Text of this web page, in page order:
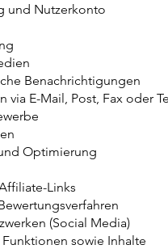
und Nutzerkonto
Benachrichtigungen
E-Mail, Post, Fax oder
Optimierung
Links
(Social Media)
sowie Inhalte